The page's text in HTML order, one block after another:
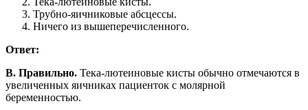
Трубно-яичниковые абсцессы.
Ничего из вышеперечисленного.
Ответ:
B. Правильно. Тека-лютеиновые кисты обычно отмечаются в
увеличенных яичниках пациенток с молярной
беременностью.